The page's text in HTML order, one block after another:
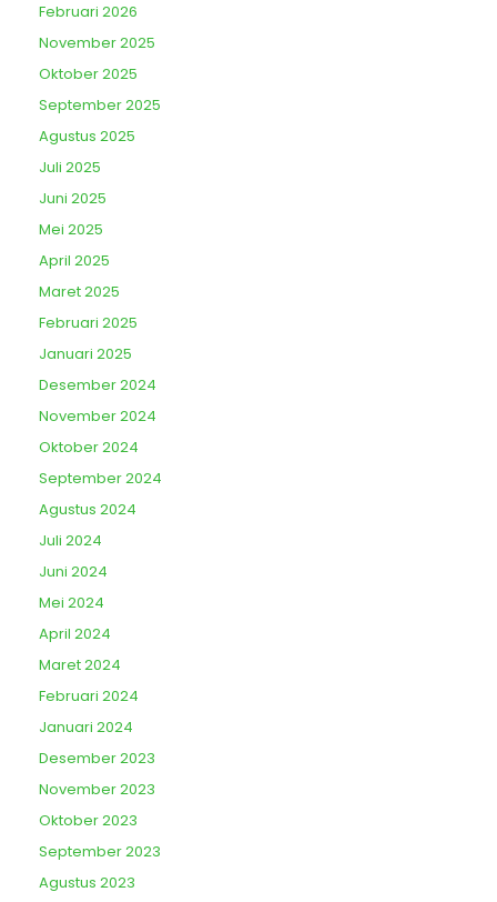
Februari 2026
November 2025
Oktober 2025
September 2025
Agustus 2025
Juli 2025
Juni 2025
Mei 2025
April 2025
Maret 2025
Februari 2025
Januari 2025
Desember 2024
November 2024
Oktober 2024
September 2024
Agustus 2024
Juli 2024
Juni 2024
Mei 2024
April 2024
Maret 2024
Februari 2024
Januari 2024
Desember 2023
November 2023
Oktober 2023
September 2023
Agustus 2023